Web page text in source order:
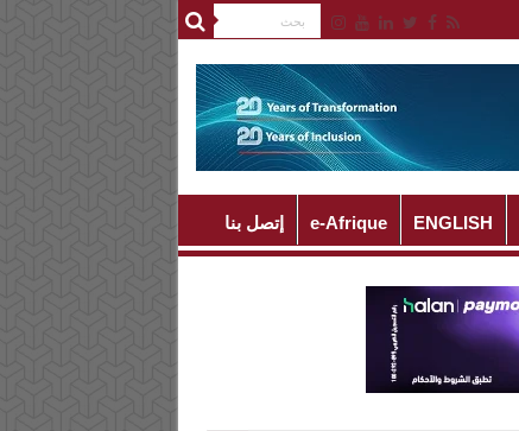
ENGLISH
e-Afrique إتصل بنا